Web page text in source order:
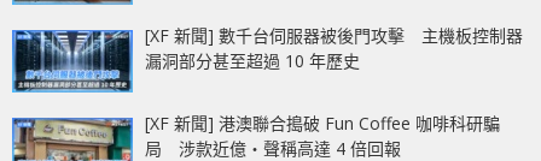
[XF 新聞] 數千台伺服器被後門攻擊 主機板控制器
漏洞部分甚至超過 10 年歷史
[XF 新聞] 港澳聯合搗破 Fun Coffee 咖啡科研騙
局 涉款近億‧聲稱高達 4 倍回報